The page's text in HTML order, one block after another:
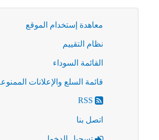
معاهدة إستخدام الموقع
نظام التقييم
القائمة السوداء
قائمة السلع والإعلانات
RSS
اتصل بنا